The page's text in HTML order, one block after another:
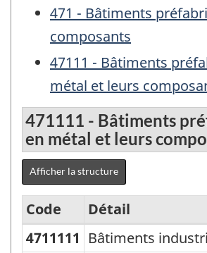
471 - Bâtiments
composants
47111 - Bâtiments
métal et leurs
471111 - Bâtiments
en métal et leurs
Afficher la structure
Variante
Code
Détail
4711111 Bâtiments